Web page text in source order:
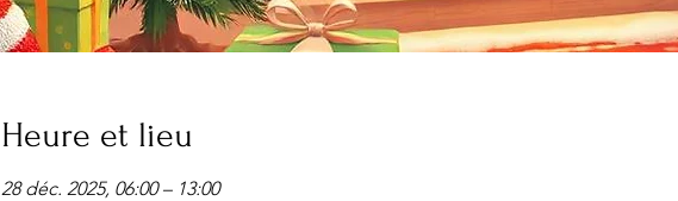
Heure et lieu
28 déc. 2025, 06:00 – 13:00